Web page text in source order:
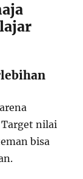
Target nilai
bisa